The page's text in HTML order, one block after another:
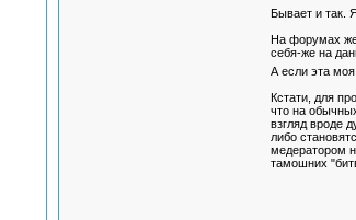
Бывает и так.
На форумах
себя-же на
А если эта
Кстати, для
что на
взгляд вроде
либо
медератором
тамошних